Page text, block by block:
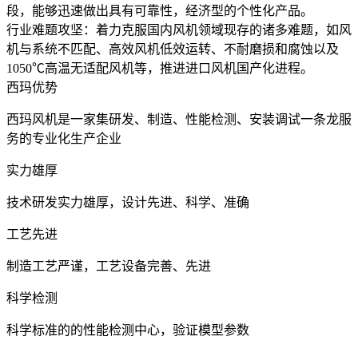
段，能够迅速做出具有可靠性，经济型的个性化产品。
行业难题攻坚： 着力克服国内风机领域现存的诸多难题，如风
机与系统不匹配、高效风机低效运转、不耐磨损和腐蚀以及
1050℃高温无适配风机等，推进进口风机国产化进程。
西玛优势
西玛风机是一家集研发、制造、性能检测、安装调试一条龙服
务的专业化生产企业
实力雄厚
技术研发实力雄厚，设计先进、科学、准确
工艺先进
制造工艺严谨，工艺设备完善、先进
科学检测
科学标准的的性能检测中心，验证模型参数